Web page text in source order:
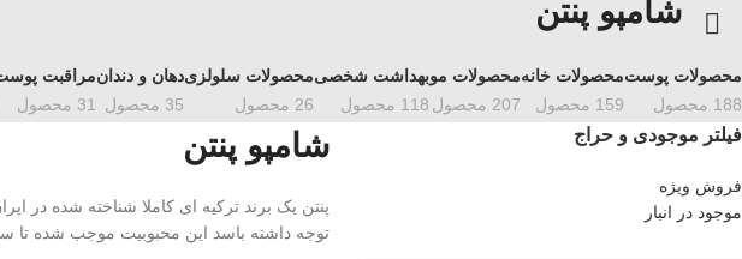
شامپو پنتن
محصولات پوست
188 محصول
محصولات خانه
159 محصول
محصولات مو
207 محصول
بهداشت شخصی
118 محصول
محصولات سلولزی
26 محصول
دهان و دندان
35 محصول
مراقبت
31 محصول
فیلتر موجودی و حراج
فروش ویژه
موجود در انبار
شامپو پنتن
پنتن یک برند ترکیه ای کاملا شناخته شده در
توجه داشته باسد این محبوبیت موجب شده تا